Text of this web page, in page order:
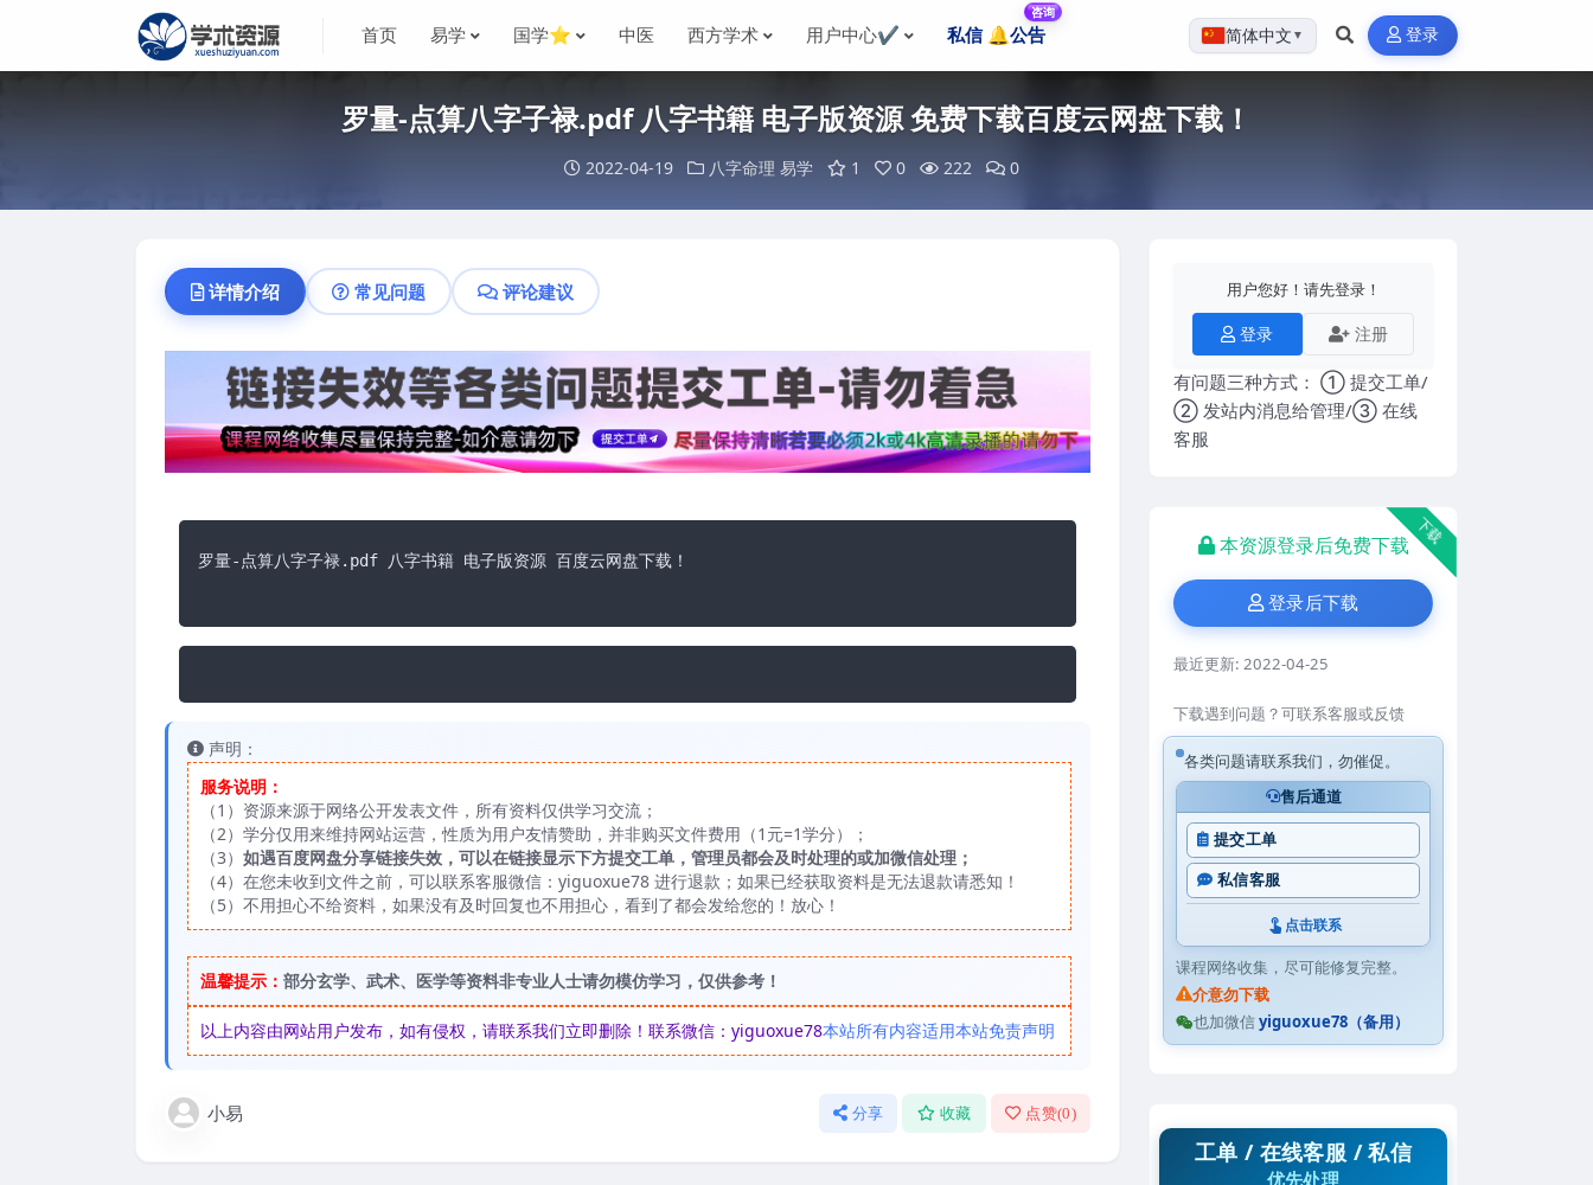
首页 易学 国学⭐ 中医 西方学术 用户中心✔️ 私信 🔔公告
咨询
简体中文 ▼ 登录
罗量-点算八字子禄.pdf 八字书籍 电子版资源 免费下载百度云网盘下载！
2022-04-19 八字命理 易学 1 0 222 0
详情介绍 常见问题 评论建议
罗量-点算八字子禄.pdf 八字书籍 电子版资源 百度云网盘下载！
声明：
服务说明：
（1）资源来源于网络公开发表文件，所有资料仅供学习交流；
（2）学分仅用来维持网站运营，性质为用户友情赞助，并非购买文件费用（1元=1学分）；
（3） 如遇百度网盘分享链接失效，可以在链接显示下方提交工单，管理员都会及时处理的或加微信处理；
（4）在您未收到文件之前，可以联系客服微信：yiguoxue78 进行退款；如果已经获取资料是无法退款请悉知！
（5）不用担心不给资料，如果没有及时回复也不用担心，看到了都会发给您的！放心！
温馨提示： 部分玄学、武术、医学等资料非专业人士请勿模仿学习，仅供参考！
以上内容由网站用户发布，如有侵权，请联系我们立即删除！联系微信：yiguoxue78本站所有内容适用本站免责声明
小易 分享 收藏 点赞(0)
用户您好！请先登录！
登录 注册
有问题三种方式： ① 提交工单/
② 发站内消息给管理/③ 在线
客服
下载
本资源登录后免费下载
登录后下载
最近更新: 2022-04-25
下载遇到问题？可联系客服或反馈
各类问题请联系我们，勿催促。
售后通道
提交工单
私信客服
点击联系
课程网络收集，尽可能修复完整。
介意勿下载
也加微信yiguoxue78（备用）
工单 / 在线客服 / 私信
优先处理